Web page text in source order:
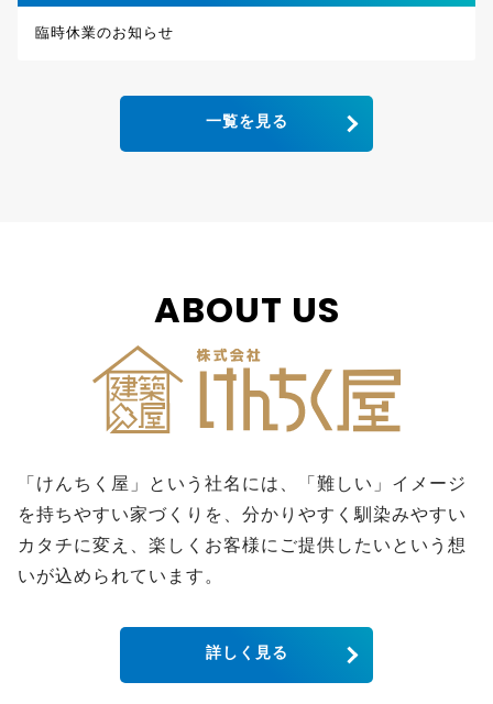
臨時休業のお知らせ
一覧を見る
ABOUT US
「けんちく屋」という社名には、「難しい」イメージ
を持ちやすい家づくりを、分かりやすく馴染みやすい
カタチに変え、楽しくお客様にご提供したいという想
いが込められています。
詳しく見る